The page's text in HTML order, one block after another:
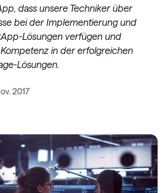
dass unsere Techniker über
bei der Implementierung und
Lösungen verfügen und
in der erfolgreichen
Lösungen.
2017